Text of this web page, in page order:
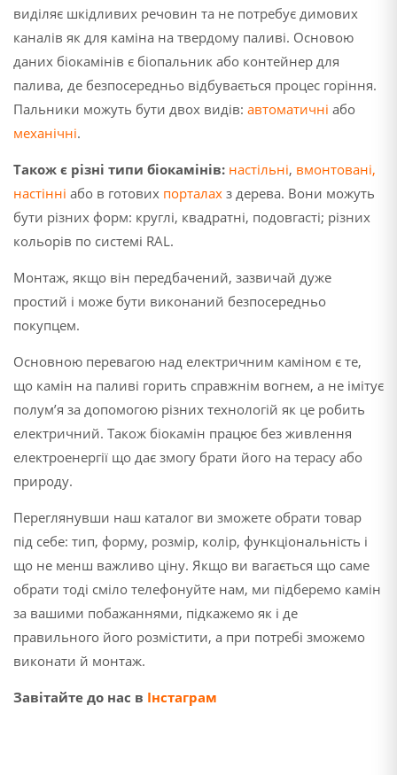
виділяє шкідливих речовин та не потребує димових
каналів як для каміна на твердому паливі. Основою
даних біокамінів є біопальник або контейнер для
палива, де безпосередньо відбувається процес горіння.
Пальники можуть бути двох видів: автоматичні або
механічні.
Також є різні типи біокамінів: настільні, вмонтовані,
настінні або в готових порталах з дерева. Вони можуть
бути різних форм: круглі, квадратні, подовгасті; різних
кольорів по системі RAL.
Монтаж, якщо він передбачений, зазвичай дуже
простий і може бути виконаний безпосередньо
покупцем.
Основною перевагою над електричним каміном є те,
що камін на паливі горить справжнім вогнем, а не імітує
полум’я за допомогою різних технологій як це робить
електричний. Також біокамін працює без живлення
електроенергії що дає змогу брати його на терасу або
природу.
Переглянувши наш каталог ви зможете обрати товар
під себе: тип, форму, розмір, колір, функціональність і
що не менш важливо ціну. Якщо ви вагається що саме
обрати тоді сміло телефонуйте нам, ми підберемо камін
за вашими побажаннями, підкажемо як і де
правильного його розмістити, а при потребі зможемо
виконати й монтаж.
Завітайте до нас в Інстаграм